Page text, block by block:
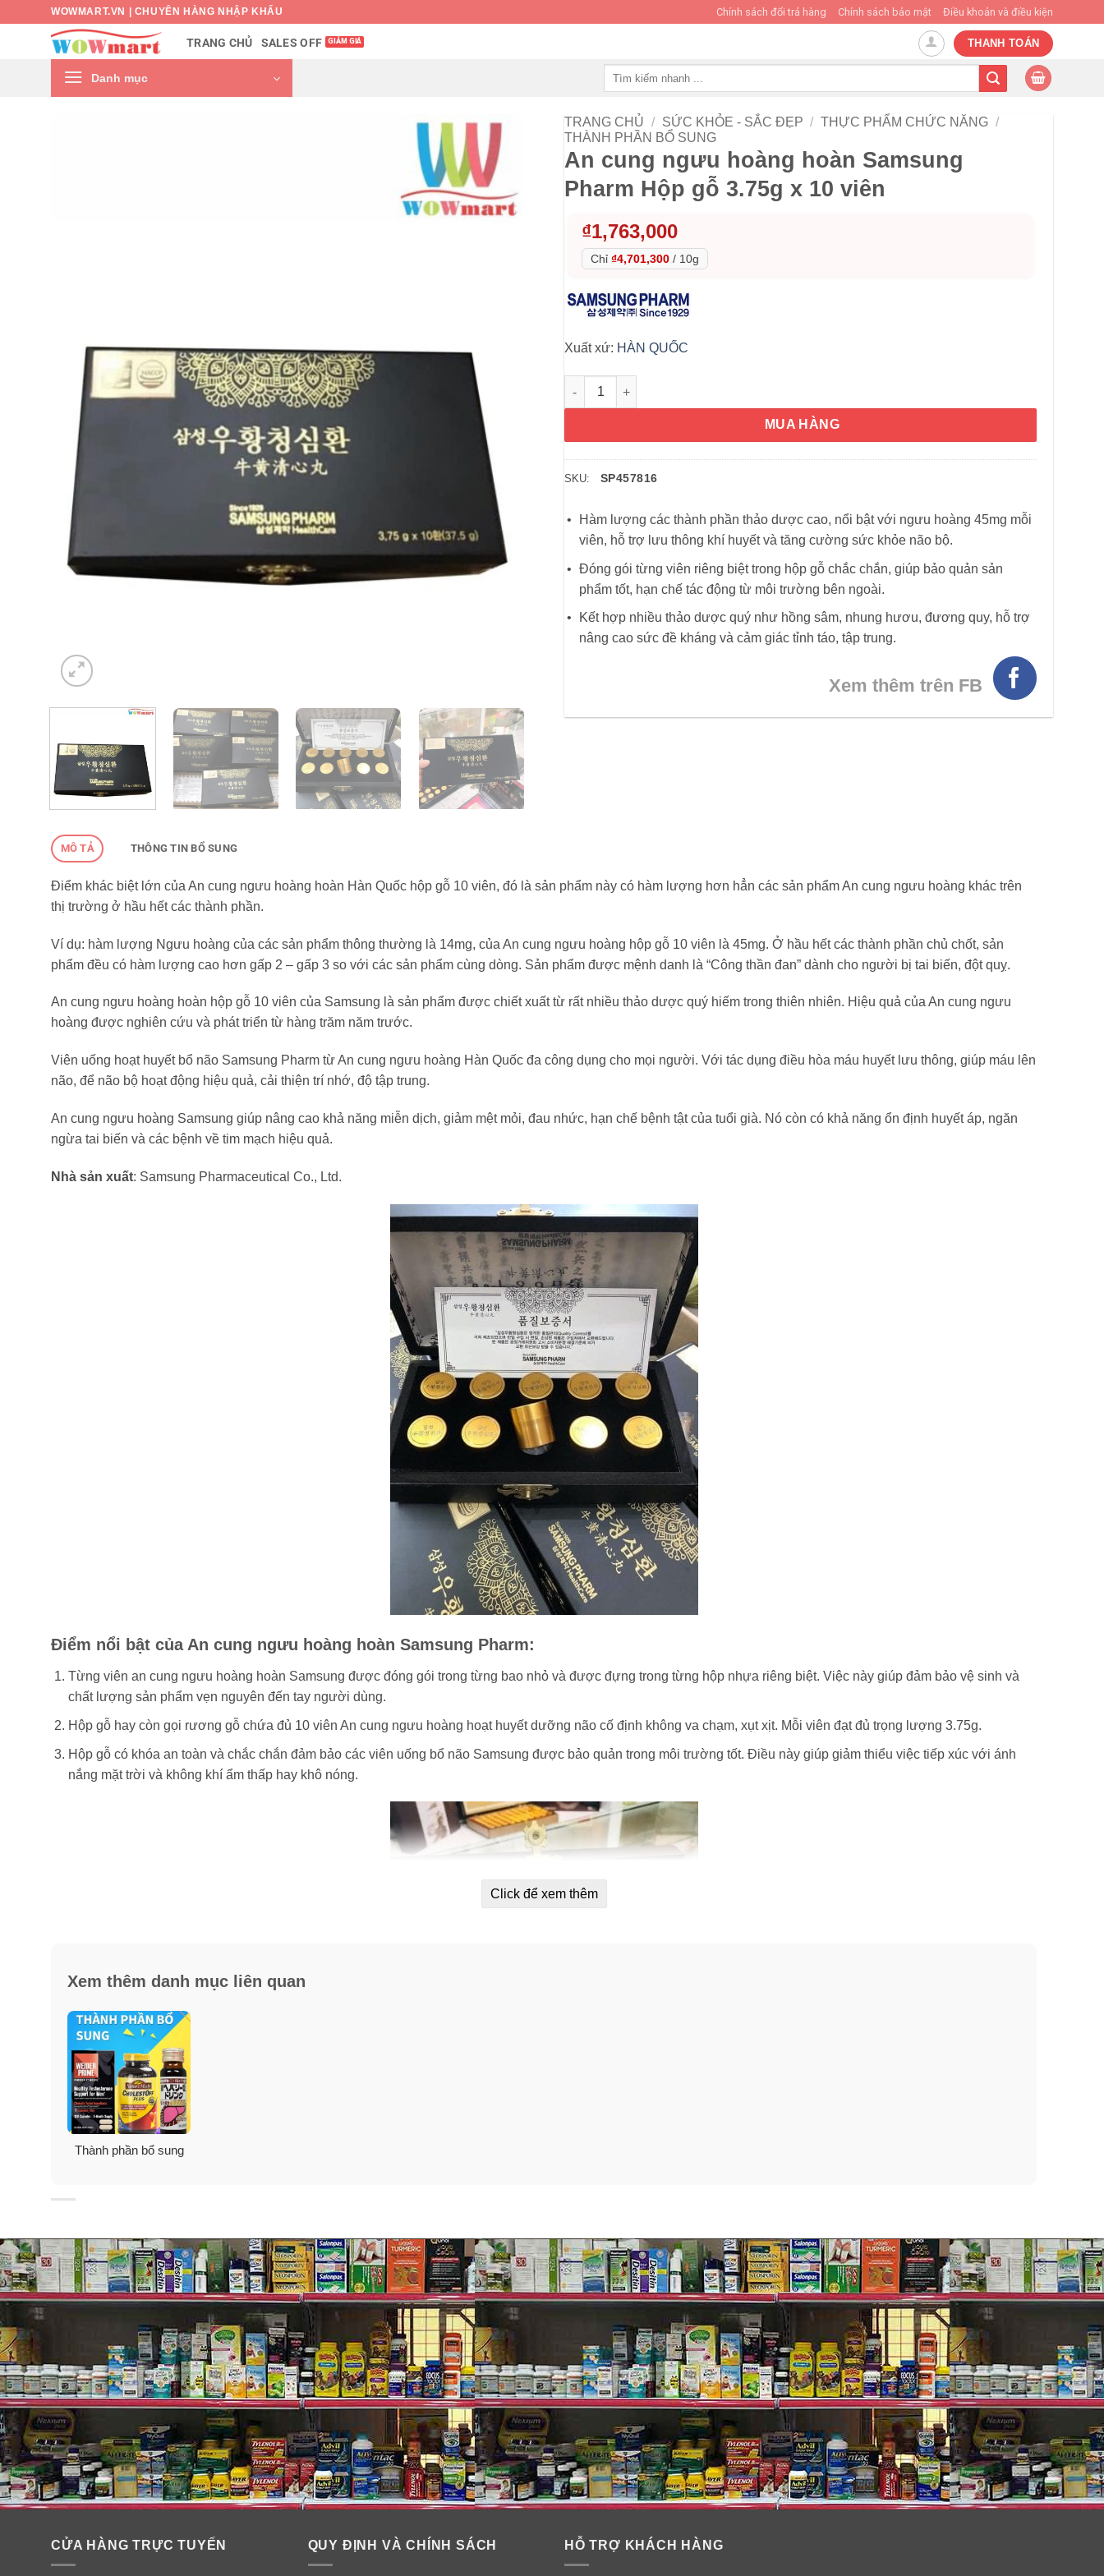
WOWMART.VN | CHUYÊN HÀNG NHẬP KHẨU Chính sách đổi trả hàng Chính sách bảo mật Điều khoản và điều kiện
TRANG CHỦ SALES OFF THANH TOÁN
Danh mục
HÌNH THẬT
TRANG CHỦ / SỨC KHỎE - SẮC ĐẸP / THỰC PHẨM CHỨC NĂNG /
THÀNH PHẦN BỔ SUNG
An cung ngưu hoàng hoàn Samsung
Pharm Hộp gỗ 3.75g x 10 viên
₫1,763,000
Chỉ ₫4,701,300 / 10g
Xuất xứ: HÀN QUỐC
An cung ngưu hoàng hoàn Samsung Pharm Hộp gỗ 3.75g x 10 viên số lượng
MUA HÀNG
SKU: SP457816
Hàm lượng các thành phần thảo dược cao, nổi bật với ngưu hoàng 45mg mỗi
viên, hỗ trợ lưu thông khí huyết và tăng cường sức khỏe não bộ.
Đóng gói từng viên riêng biệt trong hộp gỗ chắc chắn, giúp bảo quản sản
phẩm tốt, hạn chế tác động từ môi trường bên ngoài.
Kết hợp nhiều thảo dược quý như hồng sâm, nhung hươu, đương quy, hỗ trợ
nâng cao sức đề kháng và cảm giác tỉnh táo, tập trung.
Xem thêm trên FB
MÔ TẢ THÔNG TIN BỔ SUNG
Điểm khác biệt lớn của An cung ngưu hoàng hoàn Hàn Quốc hộp gỗ 10 viên, đó là sản phẩm này có hàm lượng hơn hẳn các sản phẩm An cung ngưu hoàng khác trên
thị trường ở hầu hết các thành phần.
Ví dụ: hàm lượng Ngưu hoàng của các sản phẩm thông thường là 14mg, của An cung ngưu hoàng hộp gỗ 10 viên là 45mg. Ở hầu hết các thành phần chủ chốt, sản
phẩm đều có hàm lượng cao hơn gấp 2 – gấp 3 so với các sản phẩm cùng dòng. Sản phẩm được mệnh danh là “Công thần đan” dành cho người bị tai biến, đột quỵ.
An cung ngưu hoàng hoàn hộp gỗ 10 viên của Samsung là sản phẩm được chiết xuất từ rất nhiều thảo dược quý hiếm trong thiên nhiên. Hiệu quả của An cung ngưu
hoàng được nghiên cứu và phát triển từ hàng trăm năm trước.
Viên uống hoạt huyết bổ não Samsung Pharm từ An cung ngưu hoàng Hàn Quốc đa công dụng cho mọi người. Với tác dụng điều hòa máu huyết lưu thông, giúp máu lên
não, để não bộ hoạt động hiệu quả, cải thiện trí nhớ, độ tập trung.
An cung ngưu hoàng Samsung giúp nâng cao khả năng miễn dịch, giảm mệt mỏi, đau nhức, hạn chế bệnh tật của tuổi già. Nó còn có khả năng ổn định huyết áp, ngăn
ngừa tai biến và các bệnh về tim mạch hiệu quả.
Nhà sản xuất: Samsung Pharmaceutical Co., Ltd.
Điểm nổi bật của An cung ngưu hoàng hoàn Samsung Pharm:
Từng viên an cung ngưu hoàng hoàn Samsung được đóng gói trong từng bao nhỏ và được đựng trong từng hộp nhựa riêng biệt. Việc này giúp đảm bảo vệ sinh và
chất lượng sản phẩm vẹn nguyên đến tay người dùng.
Hộp gỗ hay còn gọi rương gỗ chứa đủ 10 viên An cung ngưu hoàng hoạt huyết dưỡng não cố định không va chạm, xụt xịt. Mỗi viên đạt đủ trọng lượng 3.75g.
Hộp gỗ có khóa an toàn và chắc chắn đảm bảo các viên uống bổ não Samsung được bảo quản trong môi trường tốt. Điều này giúp giảm thiểu việc tiếp xúc với ánh
nắng mặt trời và không khí ẩm thấp hay khô nóng.
Thành phần An cung ngưu hoàng hoạt huyết bổ não Samsung Pharm
Thành phần gồm:red ginseng(hồng sâm),deer antler(nhung hươu), cornus fruit (Sơn thù du), angelica root (rễ cây bạch chỉ), schisandra (Ngũ vị tử). Củ hoài sơn,táo
đỏ, cam thảo,mật ong. Rễ hoàng cầm, bạch liễm, quả mơ, bồ hoàng, phục linh, thần khúc. Xuyên khung, ngưu hoàng, vỏ quế, rễ sài hồ, rễ cất cánh, linh dương giác, rễ
bạch thược, xạ hương. Mạch môn, long não, đương quy, gừng, phòng phong…
Click để xem thêm
Xem thêm danh mục liên quan
Thành phần bổ sung
CỬA HÀNG TRỰC TUYẾN QUY ĐỊNH VÀ CHÍNH SÁCH HỖ TRỢ KHÁCH HÀNG